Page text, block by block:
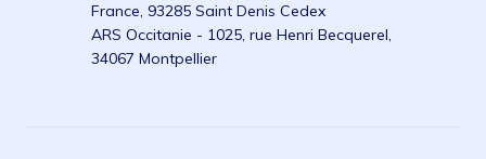
France, 93285 Saint Denis Cedex
ARS Occitanie - 1025, rue Henri Becquerel,
34067 Montpellier